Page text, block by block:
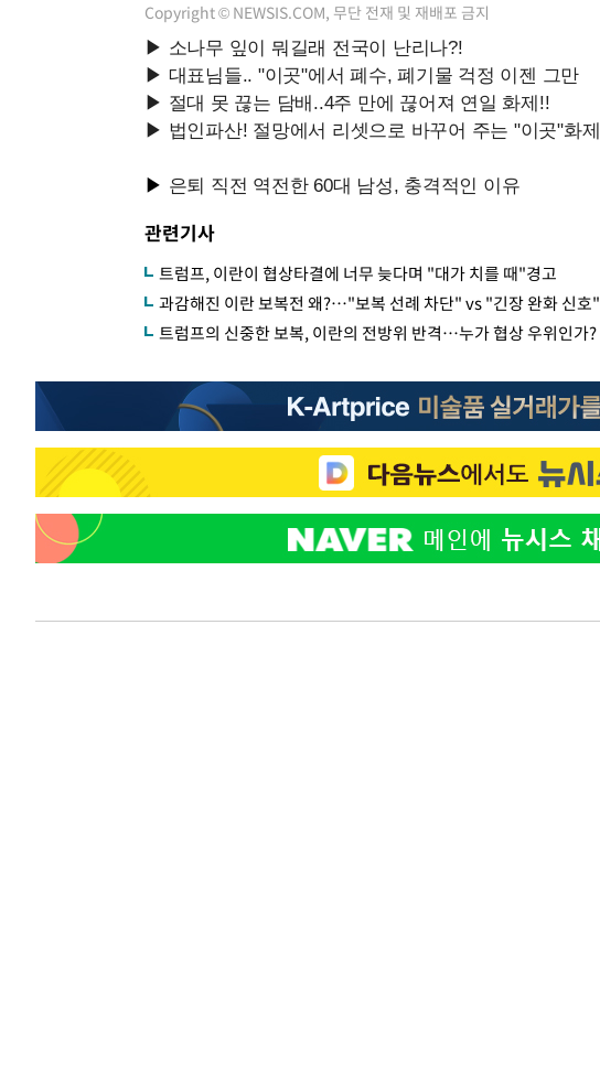
Copyright © NEWSIS.COM, 무단 전재 및 재배포 금지
관련기사
트럼프, 이란이 협상타결에 너무 늦다며 "대가 치를 때"경고
과감해진 이란 보복전 왜?…"보복 선례 차단" vs "긴장 완화 신호"
트럼프의 신중한 보복, 이란의 전방위 반격…누가 협상 우위인가?